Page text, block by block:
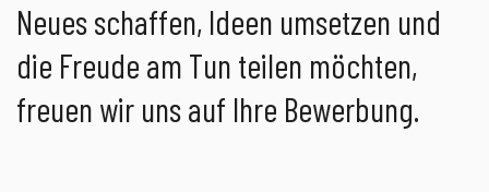
Neues schaffen, Ideen umsetzen und
die Freude am Tun teilen möchten,
freuen wir uns auf Ihre Bewerbung.